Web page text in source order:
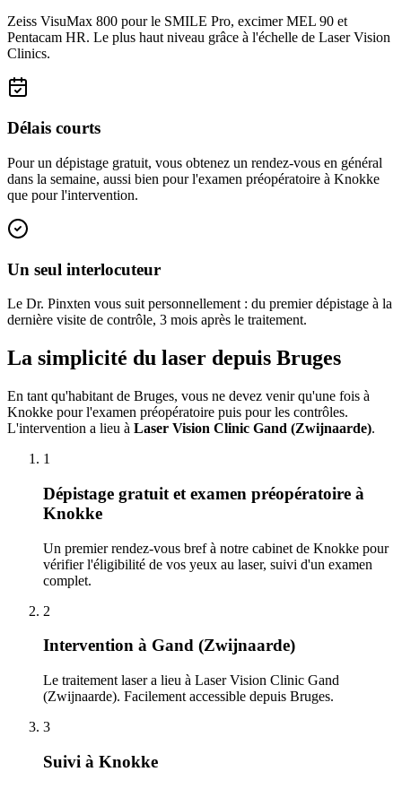
Zeiss VisuMax 800 pour le SMILE Pro, excimer MEL 90 et
Pentacam HR. Le plus haut niveau grâce à l'échelle de Laser Vision
Clinics.
Délais courts
Pour un dépistage gratuit, vous obtenez un rendez-vous en général
dans la semaine, aussi bien pour l'examen préopératoire à Knokke
que pour l'intervention.
Un seul interlocuteur
Le Dr. Pinxten vous suit personnellement : du premier dépistage à la
dernière visite de contrôle, 3 mois après le traitement.
La simplicité du laser depuis Bruges
En tant qu'habitant de Bruges, vous ne devez venir qu'une fois à
Knokke pour l'examen préopératoire puis pour les contrôles.
L'intervention a lieu à Laser Vision Clinic Gand (Zwijnaarde).
1
Dépistage gratuit et examen préopératoire à
Knokke
Un premier rendez-vous bref à notre cabinet de Knokke pour
vérifier l'éligibilité de vos yeux au laser, suivi d'un examen
complet.
2
Intervention à Gand (Zwijnaarde)
Le traitement laser a lieu à Laser Vision Clinic Gand
(Zwijnaarde). Facilement accessible depuis Bruges.
3
Suivi à Knokke